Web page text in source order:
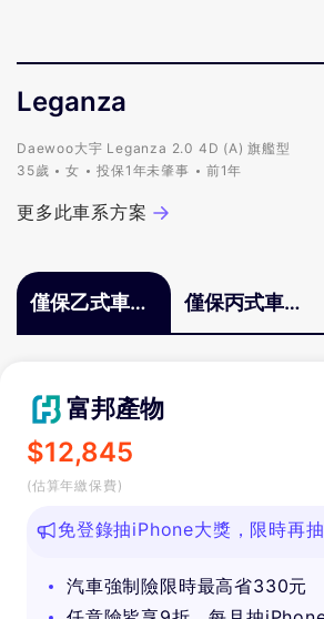
Leganza
Daewoo大宇 Leganza 2.0 4D (A) 旗艦型
35歲
女 投保1年未肇事 前1年
更多此車系方案
僅保乙式車體
險
僅保丙式車體
險
富邦產物
$12,845
(估算年繳保費)
免登錄抽iPhone大獎，限時再
汽車強制險限時最高省330元